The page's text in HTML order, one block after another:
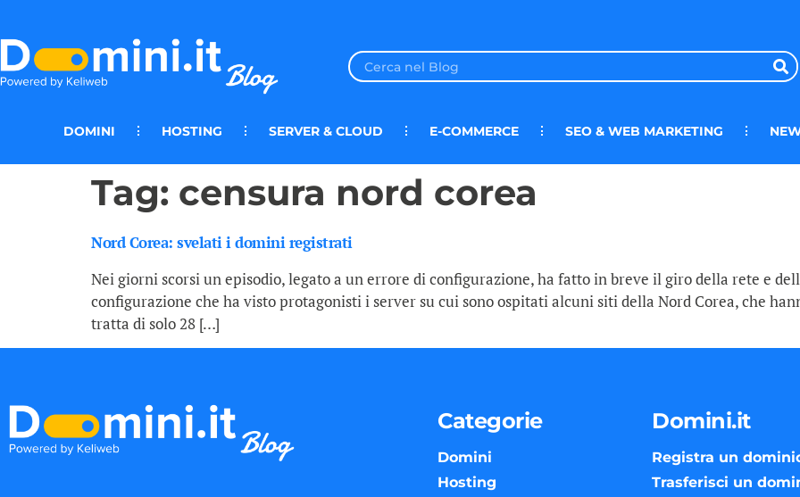
DOMINI HOSTING SERVER & CLOUD E-COMMERCE SEO & WEB MARKETING
Tag: censura nord corea
Nord Corea: svelati i domini registrati
Nei giorni scorsi un episodio, legato a un errore di configurazione, ha fatto in breve il giro della rete e
configurazione che ha visto protagonisti i server su cui sono ospitati alcuni siti della Nord Corea, che
tratta di solo 28 […]
Categorie
Domini
Hosting
Domini.it
Registra un
Trasferisci un